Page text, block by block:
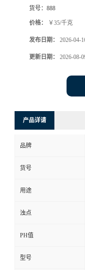
货号： 888
价格： ￥35/千克
发布日期： 2026-04-
更新日期： 2026-08-
产品详请
品牌
货号
用途
浊点
PH值
型号